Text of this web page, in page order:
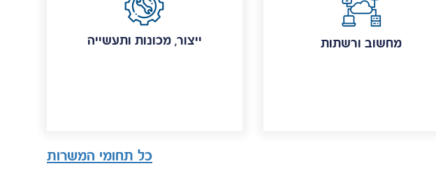
ייצור, מכונות ותעשייה מחשוב ורשתות
כל תחומי המשרות